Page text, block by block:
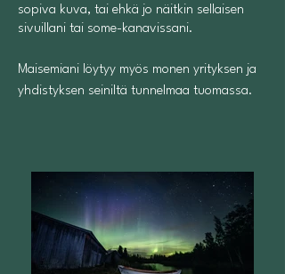
sopiva kuva, tai ehkä jo näitkin sellaisen
sivuillani tai some-kanavissani.
Maisemiani löytyy myös monen yrityksen ja
yhdistyksen seiniltä tunnelmaa tuomassa.